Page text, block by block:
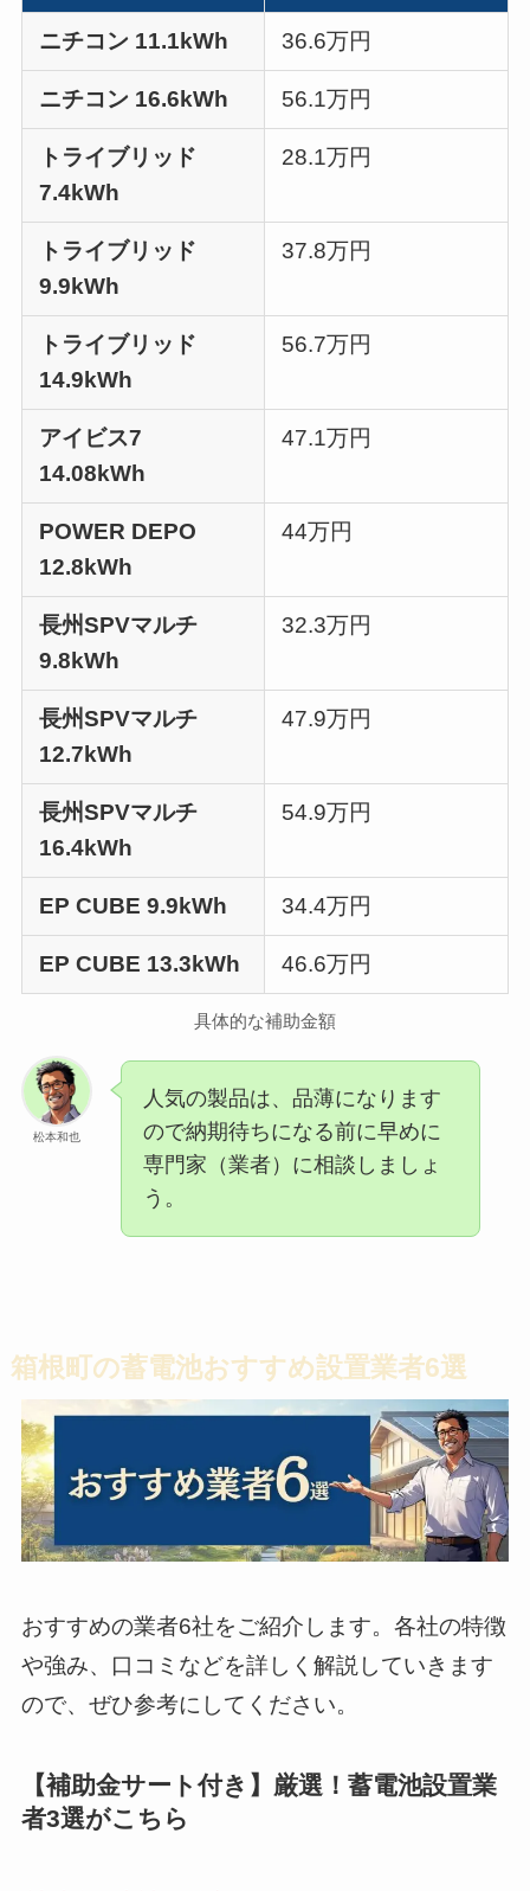
ニチコン 11.1kWh 36.6万円
ニチコン 16.6kWh 56.1万円
トライブリッド
7.4kWh
28.1万円
トライブリッド
9.9kWh
37.8万円
トライブリッド
14.9kWh
56.7万円
アイビス7
14.08kWh
47.1万円
POWER DEPO
12.8kWh
44万円
長州SPVマルチ
9.8kWh
32.3万円
長州SPVマルチ
12.7kWh
47.9万円
長州SPVマルチ
16.4kWh
54.9万円
EP CUBE 9.9kWh 34.4万円
EP CUBE 13.3kWh 46.6万円
具体的な補助金額
松本和也
人気の製品は、品薄になります
ので納期待ちになる前に早めに
専門家（業者）に相談しましょ
う。
箱根町の蓄電池おすすめ設置業者6選
おすすめの業者6社をご紹介します。各社の特徴
や強み、口コミなどを詳しく解説していきます
ので、ぜひ参考にしてください。
【補助金サート付き】厳選！蓄電池設置業
者3選がこちら